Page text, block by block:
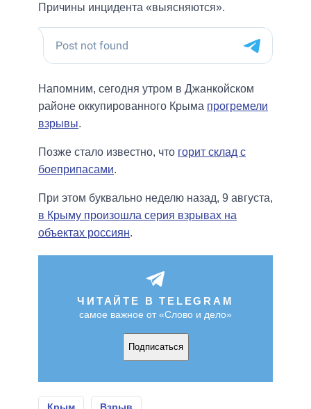
Причины инцидента «выясняются».
Напомним, сегодня утром в Джанкойском
районе оккупированного Крыма прогремели
взрывы.
Позже стало известно, что горит склад с
боеприпасами.
При этом буквально неделю назад, 9 августа,
в Крыму произошла серия взрывах на
объектах россиян.
ЧИТАЙТЕ В TELEGRAM
самое важное от «Слово и дело»
Подписаться
Крым Взрыв